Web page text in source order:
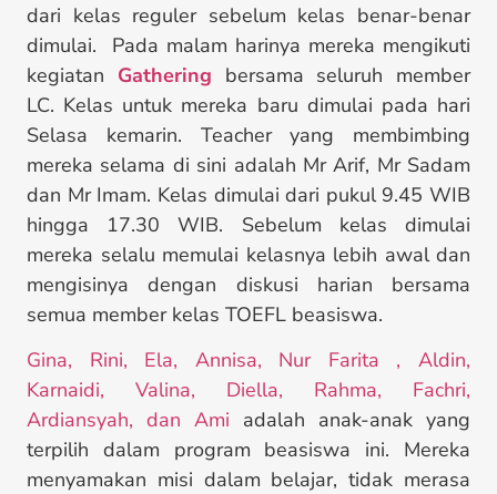
dari kelas reguler sebelum kelas benar-benar
dimulai. Pada malam harinya mereka mengikuti
kegiatan Gathering bersama seluruh member
LC. Kelas untuk mereka baru dimulai pada hari
Selasa kemarin. Teacher yang membimbing
mereka selama di sini adalah Mr Arif, Mr Sadam
dan Mr Imam. Kelas dimulai dari pukul 9.45 WIB
hingga 17.30 WIB. Sebelum kelas dimulai
mereka selalu memulai kelasnya lebih awal dan
mengisinya dengan diskusi harian bersama
semua member kelas TOEFL beasiswa.
Gina, Rini, Ela, Annisa, Nur Farita , Aldin,
Karnaidi, Valina, Diella, Rahma, Fachri,
Ardiansyah, dan Ami adalah anak-anak yang
terpilih dalam program beasiswa ini. Mereka
menyamakan misi dalam belajar, tidak merasa